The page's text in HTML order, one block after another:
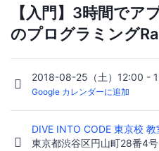
【入門】3時間でア
のプログラミング
2018-08-25（土）12:00 -
Google カレンダーに追加
DIVE INTO CODE 東京校 教
東京都渋谷区円山町28番4